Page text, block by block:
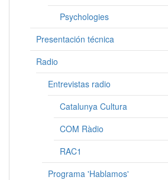
Psychologies
Presentación técnica
Radio
Entrevistas radio
Catalunya Cultura
COM Ràdio
RAC1
Programa 'Hablamos'